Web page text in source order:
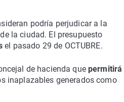
podría perjudicar a la
la ciudad. El presupuesto
el pasado 29 de OCTUBRE.
de hacienda que permitirá
inaplazables generados como